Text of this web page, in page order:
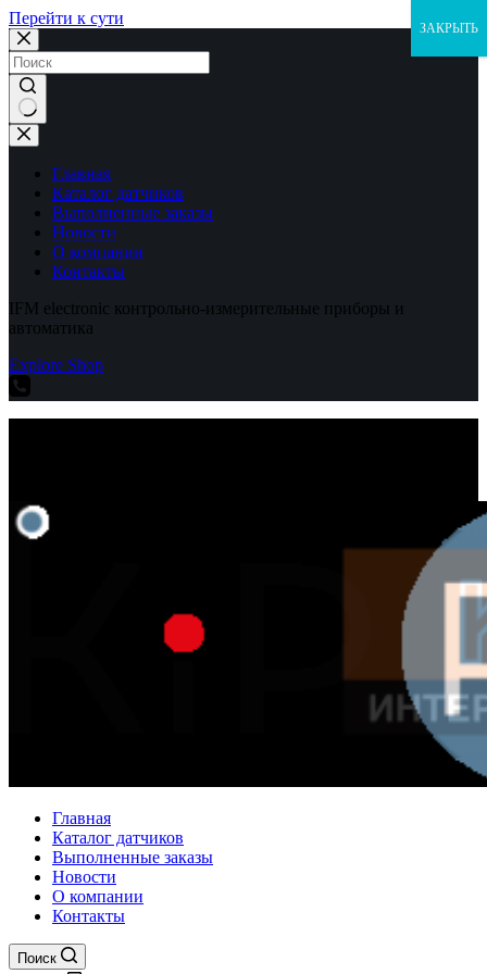
Перейти к сути
Ничего
не
найденоГлавная
Каталог датчиков
Выполненные заказы
Новости
О компании
Контакты
IFM electronic контрольно-измерительные приборы и
автоматика
Explore Shop
Главная
Каталог датчиков
Выполненные заказы
Новости
О компании
Контакты
Поиск
ЗАКРЫТЬ